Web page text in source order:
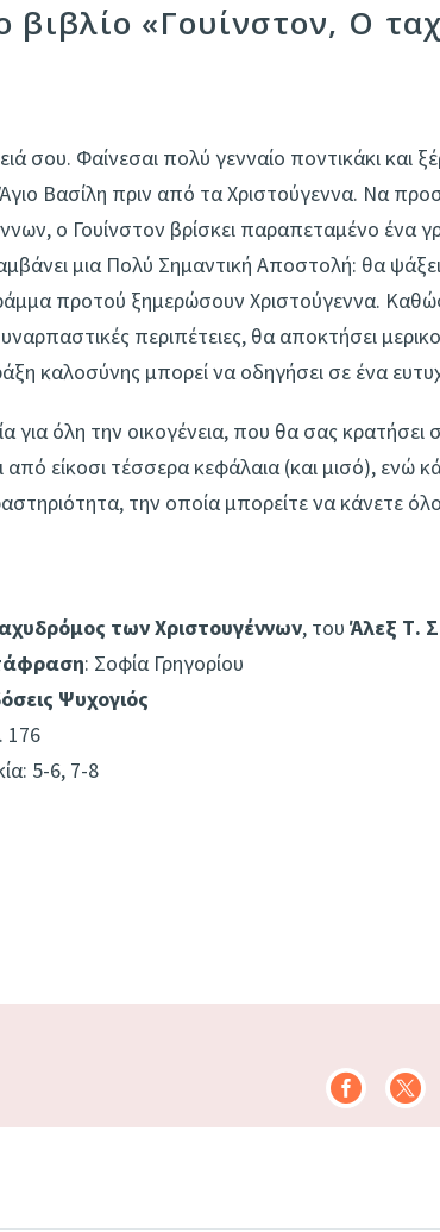
βιβλίο «Γουίνστον, Ο
σου. Φαίνεσαι πολύ γενναίο ποντικάκι και
Βασίλη πριν από τα Χριστούγεννα. Να
ο Γουίνστον βρίσκει παραπεταμένο ένα
μια Πολύ Σημαντική Αποστολή: θα
προτού ξημερώσουν Χριστούγεννα.
περιπέτειες, θα αποκτήσει
καλοσύνης μπορεί να οδηγήσει σε ένα
για όλη την οικογένεια, που θα σας κρατήσει
από είκοσι τέσσερα κεφάλαια (και μισό), ενώ
την οποία μπορείτε να κάνετε
των Χριστουγέννων, του Άλεξ Τ.
: Σοφία Γρηγορίου
Ψυχογιός
176
5-6, 7-8